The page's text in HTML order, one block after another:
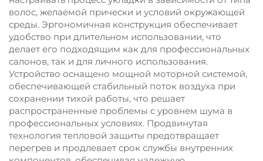
волос, желаемой прически и условий окружающей
среды. Эргономичная конструкция обеспечивает
удобство при длительном использовании, что
делает его подходящим как для профессиональных
салонов, так и для личного использования.
Устройство оснащено мощной моторной системой,
обеспечивающей стабильный поток воздуха при
сохранении тихой работы, что решает
распространенные проблемы с уровнем шума в
профессиональных условиях. Продвинутая
технология тепловой защиты предотвращает
перегрев и продлевает срок службы внутренних